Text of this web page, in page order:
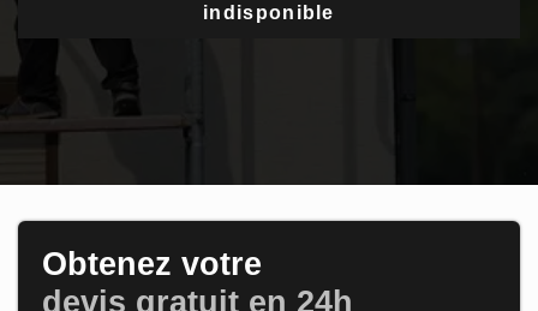
indisponible
Obtenez votre
devis gratuit en 24h